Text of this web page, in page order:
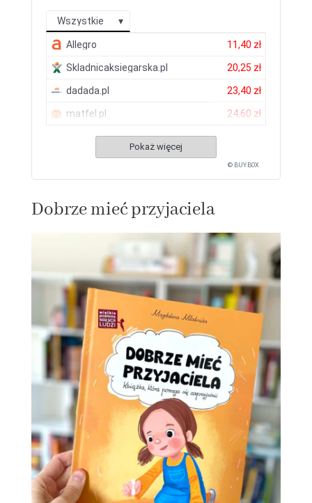
Wszystkie
Allegro 11,40 zł
Skladnicaksiegarska.pl 20,25 zł
dadada.pl 23,40 zł
matfel.pl 24,60 zł
Pokaż więcej
© BUY.BOX
Dobrze mieć przyjaciela